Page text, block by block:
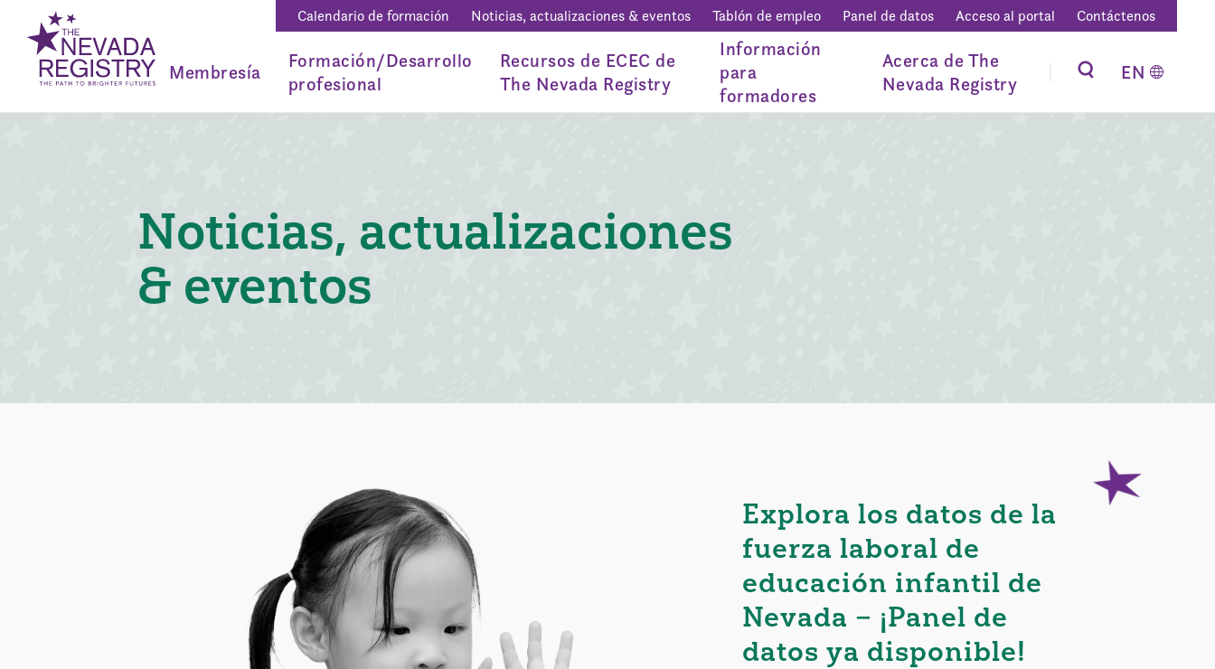
Calendario de formación Noticias, actualizaciones & eventos Tablón de empleo Panel de datos Acceso al portal Contáctenos
Membresía
Formación/Desarrollo
profesional
Recursos de ECEC de
The Nevada Registry
Información
para
formadores
Acerca de The
Nevada Registry
EN
Noticias, actualizaciones
& eventos
Explora los datos de la
fuerza laboral de
educación infantil de
Nevada – ¡Panel de
datos ya disponible!